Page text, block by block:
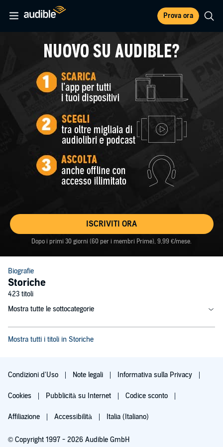
Prova ora
ISCRIVITI ORA
Dopo i primi 30 giorni (60 per i membri Prime), 9,99 €/mese.
Biografie
Storiche
423 titoli
Mostra tutte le sottocategorie
Mostra tutti i titoli in Storiche
Condizioni d'Uso Note legali Informativa sulla Privacy
Cookies Pubblicità su Internet Codice sconto
Affiliazione Accessibilità Italia (Italiano)
© Copyright 1997 - 2026 Audible GmbH